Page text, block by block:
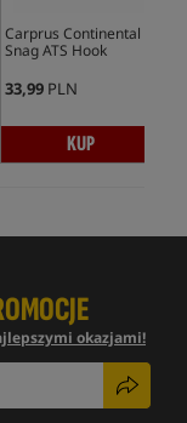
Carprus Continental
Snag ATS Hook
33,99 PLN
KUP
okazjami!